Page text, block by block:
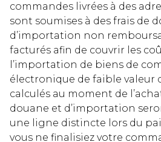
commandes livrées à des
sont soumises à des frais de
d’importation non
facturés afin de couvrir les
l’importation de biens de
électronique de faible valeur
calculés au moment de
douane et d’importation
une ligne distincte lors du
vous ne finalisiez votre